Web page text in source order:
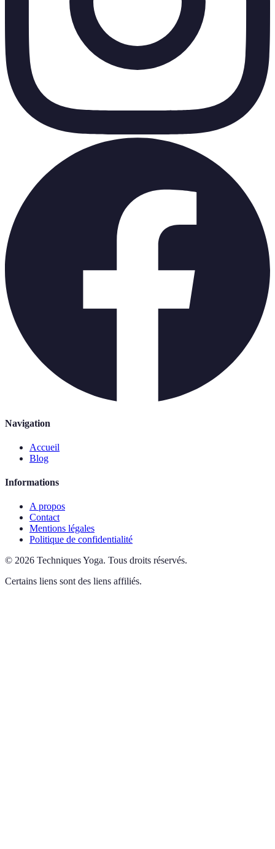
Navigation
Accueil
Blog
Informations
A propos
Contact
Mentions légales
Politique de confidentialité
© 2026 Techniques Yoga. Tous droits réservés.
Certains liens sont des liens affiliés.